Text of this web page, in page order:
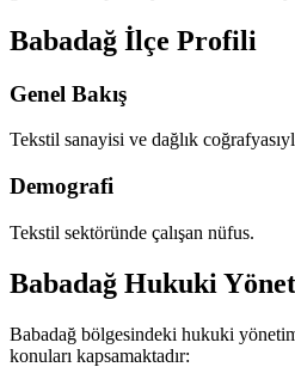
Babadağ İlçe Profili
Genel Bakış
Tekstil sanayisi ve dağlık
Demografi
Tekstil sektöründe çalışan nüfus.
Babadağ Hukuki
Babadağ bölgesindeki hukuki
konuları kapsamaktadır: